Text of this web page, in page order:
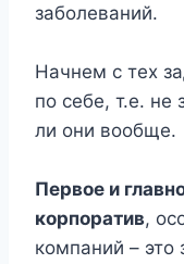
заболеваний.
Начнем с тех
по себе, т.е. не
ли они вообще.
Первое и
корпоратив,
компаний – это